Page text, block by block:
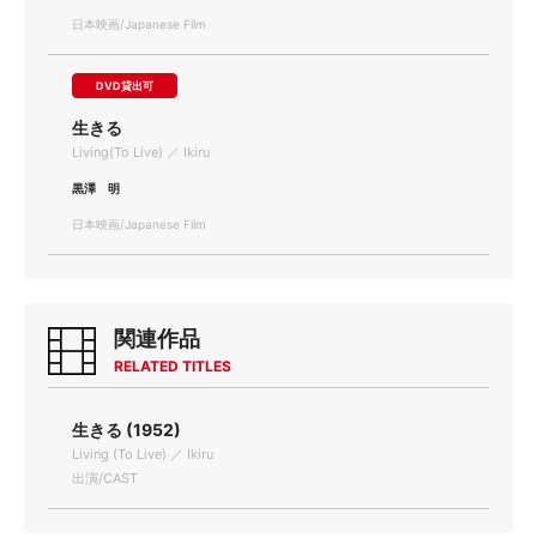
日本映画/Japanese Film
DVD貸出可
生きる
Living(To Live) ／ Ikiru
黒澤 明
日本映画/Japanese Film
関連作品
RELATED TITLES
生きる (1952)
Living (To Live) ／ Ikiru
出演/CAST